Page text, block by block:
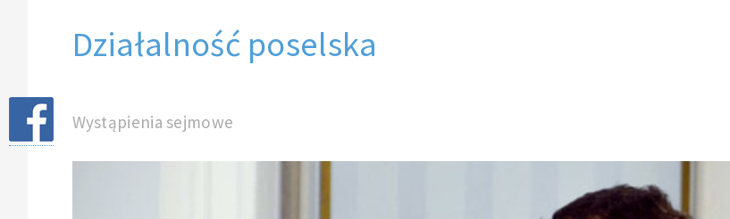
Działalność poselska
Wystąpienia sejmowe